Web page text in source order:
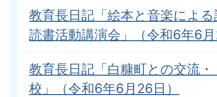
教育長日記「絵本と音楽によ
読書活動講演会」（令和6年6
教育長日記「白糠町との交流
校」（令和6年6月26日）